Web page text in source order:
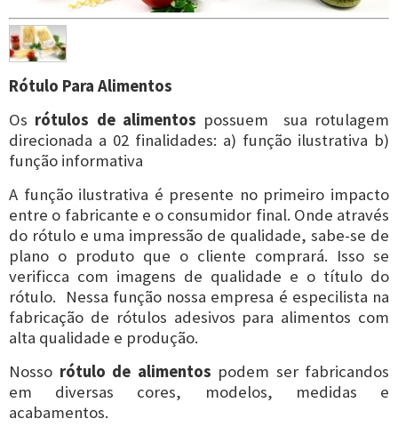
Rótulo Para Alimentos
Os rótulos de alimentos possuem sua rotulagem
direcionada a 02 finalidades: a) função ilustrativa b)
função informativa
A função ilustrativa é presente no primeiro impacto
entre o fabricante e o consumidor final. Onde através
do rótulo e uma impressão de qualidade, sabe-se de
plano o produto que o cliente comprará. Isso se
verificca com imagens de qualidade e o título do
rótulo. Nessa função nossa empresa é especilista na
fabricação de rótulos adesivos para alimentos com
alta qualidade e produção.
Nosso rótulo de alimentos podem ser fabricandos
em diversas cores, modelos, medidas e
acabamentos.